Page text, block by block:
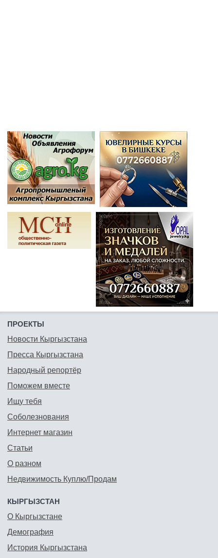
ПРОЕКТЫ
Новости Кыргызстана
Пресса Кыргызстана
Народный репортёр
Поможем вместе
Ищу тебя
Соболезнования
Интернет магазин
Статьи
О разном
Недвижимость Куплю/Продам
КЫРГЫЗСТАН
О Кыргызстане
Демография
История Кыргызстана